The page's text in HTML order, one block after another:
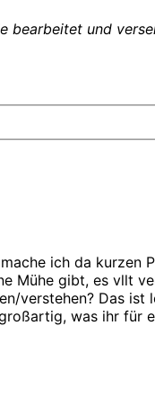
bearbeitet und
ich da kurzen
Mühe gibt, es vllt
verstehen? Das ist
was ihr für